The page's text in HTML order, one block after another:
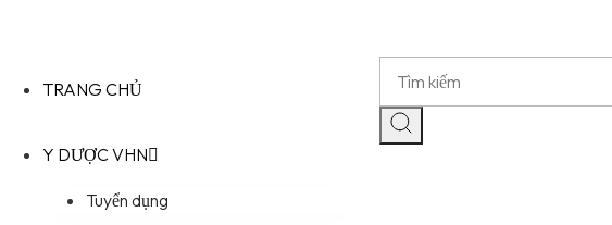
TRANG CHỦ
Y DƯỢC VHN
Tuyển dụng